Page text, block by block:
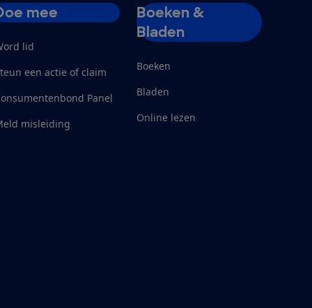
mee
lid
een actie of claim
Panel
misleiding
Boeken &
Bladen
Boeken
Bladen
Online lezen